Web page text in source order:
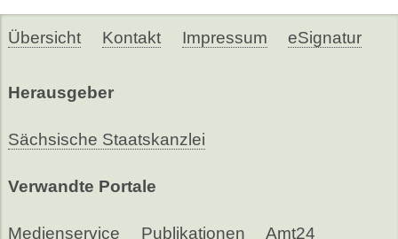
Übersicht Kontakt Impressum eSignatur
Herausgeber
Sächsische Staatskanzlei
Verwandte Portale
Medienservice Publikationen Amt24